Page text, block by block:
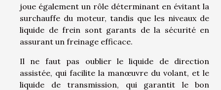
joue également un rôle déterminant en évitant la
surchauffe du moteur, tandis que les niveaux de
liquide de frein sont garants de la sécurité en
assurant un freinage efficace.
Il ne faut pas oublier le liquide de direction
assistée, qui facilite la manœuvre du volant, et le
liquide de transmission, qui garantit le bon